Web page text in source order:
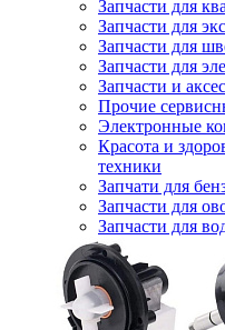
Запчасти для
Запчасти для
Запчасти для
Запчасти для
Запчасти и
Прочие
Электронные
Красота и
техники
Запчати для
Запчасти для
Запчасти для